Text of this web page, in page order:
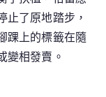
止了原地踏步，
踝上的標籤在隨
變相發賣。